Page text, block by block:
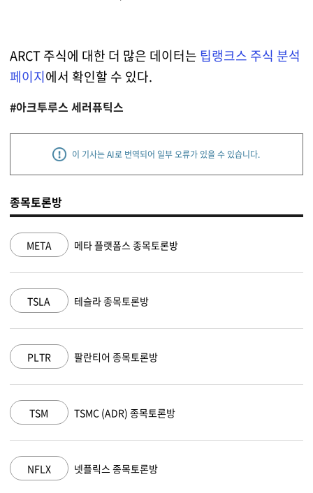
ARCT 주식에 대한 더 많은 데이터는 팁랭크스 주식 분석
페이지에서 확인할 수 있다.
#아크투루스 세러퓨틱스
이 기사는 AI로 번역되어 일부 오류가 있을 수 있습니다.
종목토론방
NVDA 엔비디아 종목토론방
MSFT 마이크로소프트 종목토론방
AAPL 애플 종목토론방
AMZN 아마존 닷컴 종목토론방
GOOGL 알파벳 A 종목토론방